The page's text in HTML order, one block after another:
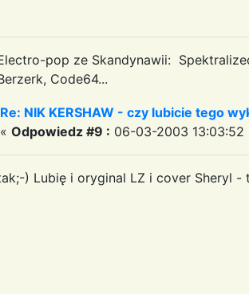
pop ze Skandynawii:
Code64...
Re: NIK KERSHAW - czy lubicie tego
« Odpowiedz #9 : 06-03-2003 13:03:52
) Lubię i oryginal LZ i cover Sheryl -